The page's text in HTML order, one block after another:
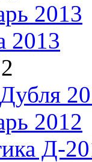
2013
2013
2012
Д-